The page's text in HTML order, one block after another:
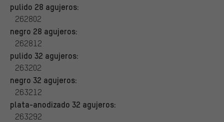
pulido 28 agujeros:
262802
negro 28 agujeros:
262812
pulido 32 agujeros:
263202
negro 32 agujeros:
263212
plata-anodizado 32 agujeros:
263292